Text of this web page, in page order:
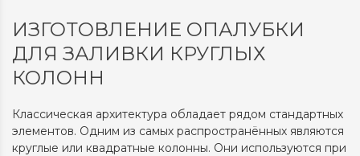
ИЗГОТОВЛЕНИЕ ОПАЛУБКИ
ДЛЯ ЗАЛИВКИ КРУГЛЫХ
КОЛОНН
Классическая архитектура обладает рядом стандартных
элементов. Одним из самых распространённых являются
круглые или квадратные колонны. Они используются при